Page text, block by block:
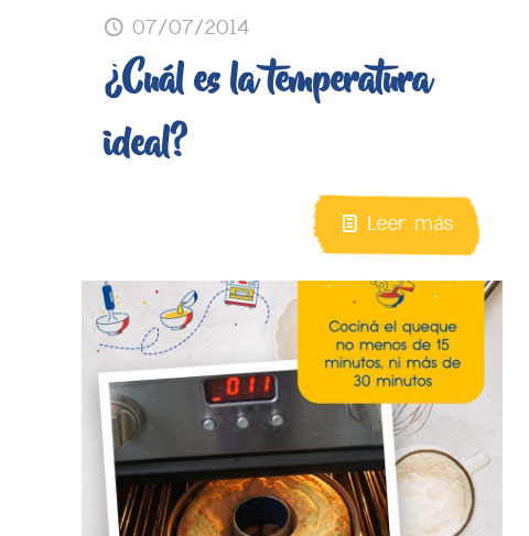
07/07/2014
¿Cuál es la temperatura
ideal?
Leer más